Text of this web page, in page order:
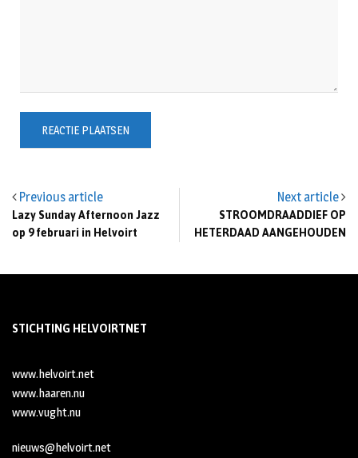
Previous article
Lazy Sunday Afternoon Jazz
op 9 februari in Helvoirt
Next article
STROOMDRAADDIEF OP
HETERDAAD AANGEHOUDEN
STICHTING HELVOIRTNET
www.helvoirt.net
www.haaren.nu
www.vught.nu
nieuws@helvoirt.net